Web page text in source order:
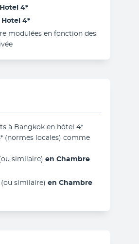
4*
Hotel 4*
modulées en fonction des
à Bangkok en hôtel 4*
(normes locales) comme
similaire) en Chambre
similaire) en Chambre